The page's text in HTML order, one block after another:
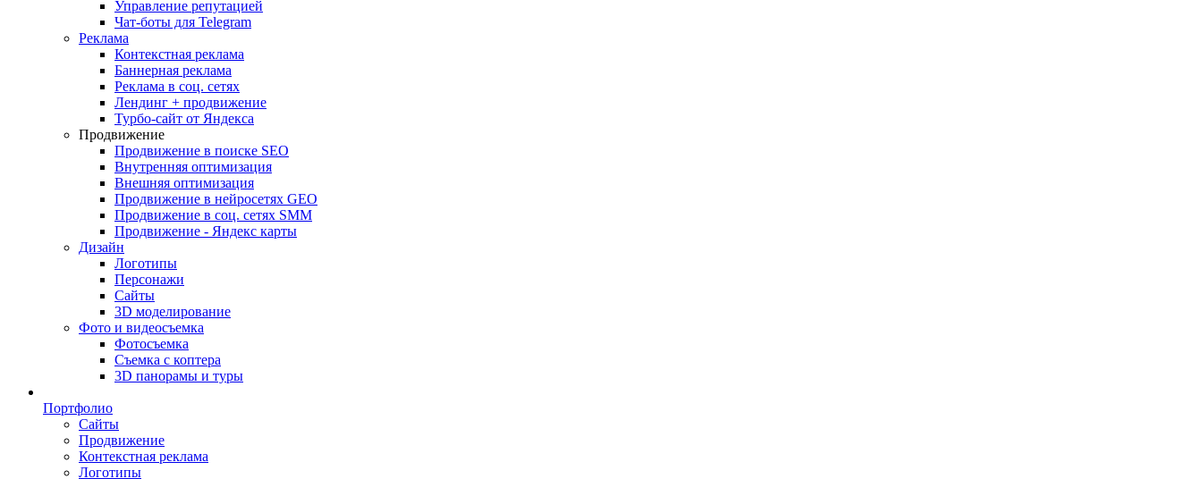
Управление репутацией
Чат-боты для Telegram
Реклама
Контекстная реклама
Баннерная реклама
Реклама в соц. сетях
Лендинг + продвижение
Турбо-сайт от Яндекса
Продвижение
Продвижение в поиске SEO
Внутренняя оптимизация
Внешняя оптимизация
Продвижение в нейросетях GEO
Продвижение в соц. сетях SMM
Продвижение - Яндекс карты
Дизайн
Логотипы
Персонажи
Сайты
3D моделирование
Фото и видеосъемка
Фотосъемка
Съемка с коптера
3D панорамы и туры
Портфолио
Сайты
Продвижение
Контекстная реклама
Логотипы